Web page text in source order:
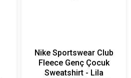
Nike Sportswear Club
Fleece Genç Çocuk
Sweatshirt - Lila